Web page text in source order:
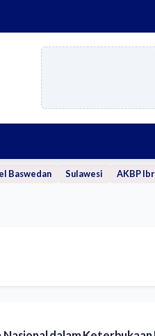
Baswedan Sulawesi AKBP